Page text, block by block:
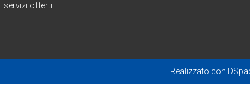
I servizi offerti
Realizzato con